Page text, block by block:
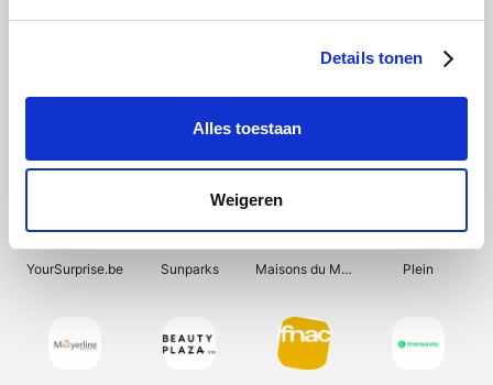
Details tonen
Alles toestaan
Weigeren
Bergfreunde Shein Pazzox Manutan
YourSurprise.be Sunparks Maisons du Monde Plein